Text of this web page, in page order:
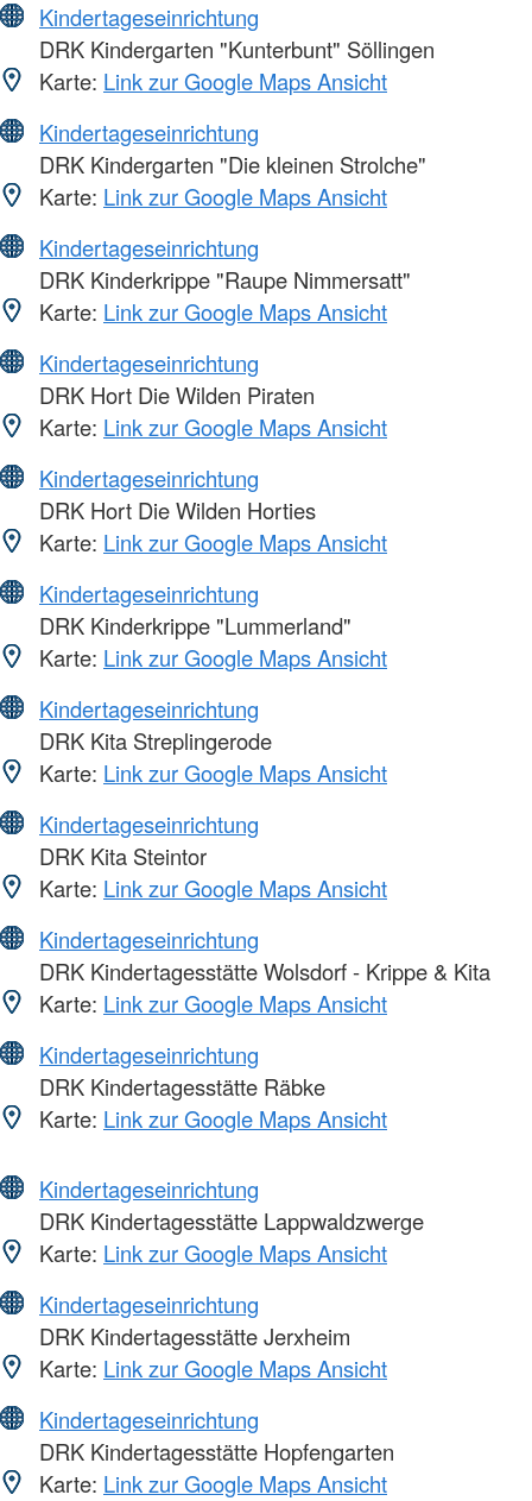
Kindertageseinrichtung
DRK Kindergarten "Kunterbunt" Söllingen
Karte: Link zur Google Maps Ansicht
Kindertageseinrichtung
DRK Kindergarten "Die kleinen Strolche"
Karte: Link zur Google Maps Ansicht
Kindertageseinrichtung
DRK Kinderkrippe "Raupe Nimmersatt"
Karte: Link zur Google Maps Ansicht
Kindertageseinrichtung
DRK Hort Die Wilden Piraten
Karte: Link zur Google Maps Ansicht
Kindertageseinrichtung
DRK Hort Die Wilden Horties
Karte: Link zur Google Maps Ansicht
Kindertageseinrichtung
DRK Kinderkrippe "Lummerland"
Karte: Link zur Google Maps Ansicht
Kindertageseinrichtung
DRK Kita Streplingerode
Karte: Link zur Google Maps Ansicht
Kindertageseinrichtung
DRK Kita Steintor
Karte: Link zur Google Maps Ansicht
Kindertageseinrichtung
DRK Kindertagesstätte Wolsdorf - Krippe & Kita
Karte: Link zur Google Maps Ansicht
Kindertageseinrichtung
DRK Kindertagesstätte Räbke
Karte: Link zur Google Maps Ansicht
Kindertageseinrichtung
DRK Kindertagesstätte Lappwaldzwerge
Karte: Link zur Google Maps Ansicht
Kindertageseinrichtung
DRK Kindertagesstätte Jerxheim
Karte: Link zur Google Maps Ansicht
Kindertageseinrichtung
DRK Kindertagesstätte Hopfengarten
Karte: Link zur Google Maps Ansicht